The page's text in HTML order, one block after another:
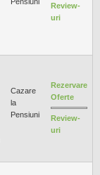
Review-
uri
Cazare
la
Pensiuni
Rezervare
Oferte
Review-
uri